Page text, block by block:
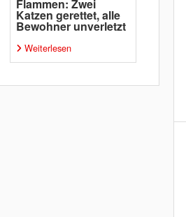
Flammen: Zwei
Katzen gerettet, alle
Bewohner unverletzt
Weiterlesen